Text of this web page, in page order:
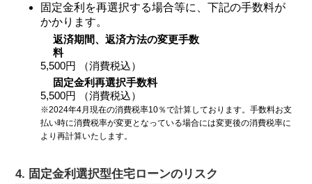
固定金利を再選択する場合等に、下記の手数料が
かかります。
返済期間、返済方法の変更手数
料
5,500円 （消費税込）
固定金利再選択手数料
5,500円 （消費税込）
※2024年4月現在の消費税率10％で計算しております。手数料お支
払い時に消費税率が変更となっている場合には変更後の消費税率に
より再計算いたします。
4. 固定金利選択型住宅ローンのリスク